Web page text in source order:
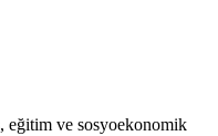
eğitim ve sosyoekonomik